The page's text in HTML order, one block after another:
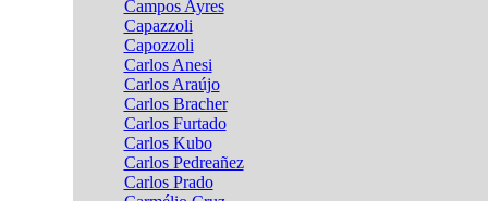
Campos Ayres
Capazzoli
Capozzoli
Carlos Anesi
Carlos Araújo
Carlos Bracher
Carlos Furtado
Carlos Kubo
Carlos Pedreañez
Carlos Prado